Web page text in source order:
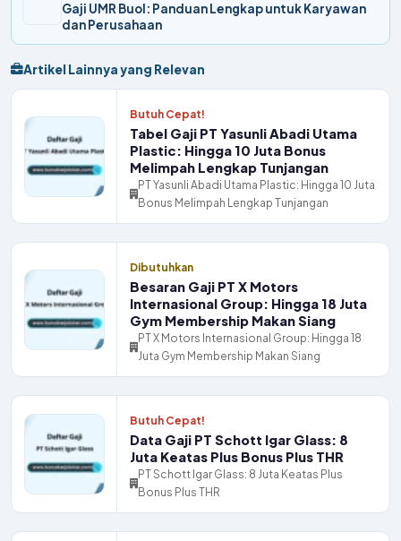
Gaji UMR Buol: Panduan Lengkap untuk Karyawan
dan Perusahaan
Artikel Lainnya yang Relevan
Butuh Cepat!
Tabel Gaji PT Yasunli Abadi Utama
Plastic: Hingga 10 Juta Bonus
Melimpah Lengkap Tunjangan
PT Yasunli Abadi Utama Plastic: Hingga 10 Juta
Bonus Melimpah Lengkap Tunjangan
Dibutuhkan
Besaran Gaji PT X Motors
Internasional Group: Hingga 18 Juta
Gym Membership Makan Siang
PT X Motors Internasional Group: Hingga 18
Juta Gym Membership Makan Siang
Butuh Cepat!
Data Gaji PT Schott Igar Glass: 8
Juta Keatas Plus Bonus Plus THR
PT Schott Igar Glass: 8 Juta Keatas Plus
Bonus Plus THR